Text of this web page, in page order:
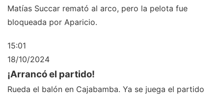
Matías Succar remató al arco, pero la pelota fue
bloqueada por Aparicio.
15:01
18/10/2024
¡Arrancó el partido!
Rueda el balón en Cajabamba. Ya se juega el partido